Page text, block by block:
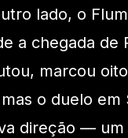
lado, o
a chegada de
marcou
o duelo
direção —